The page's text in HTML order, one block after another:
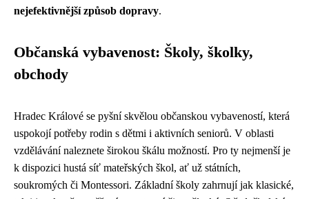
nejefektivnější způsob dopravy.
Občanská vybavenost: Školy, školky,
obchody
Hradec Králové se pyšní skvělou občanskou vybaveností, která
uspokojí potřeby rodin s dětmi i aktivních seniorů. V oblasti
vzdělávání naleznete širokou škálu možností. Pro ty nejmenší je
k dispozici hustá síť mateřských škol, ať už státních,
soukromých či Montessori. Základní školy zahrnují jak klasické,